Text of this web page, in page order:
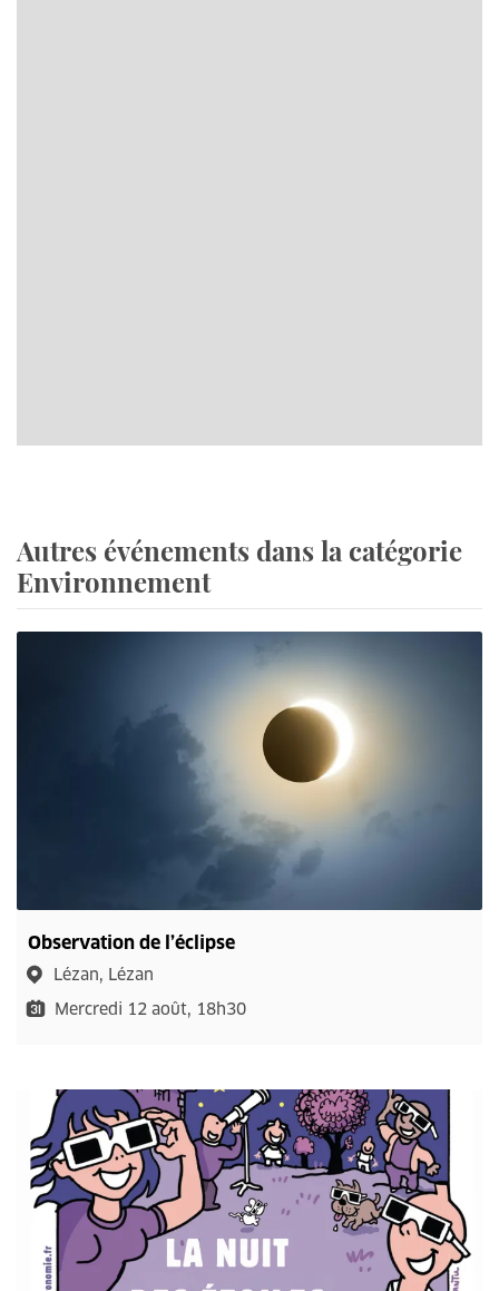
Autres événements dans la catégorie
Environnement
Observation de l’éclipse
Lézan, Lézan
Mercredi 12 août, 18h30